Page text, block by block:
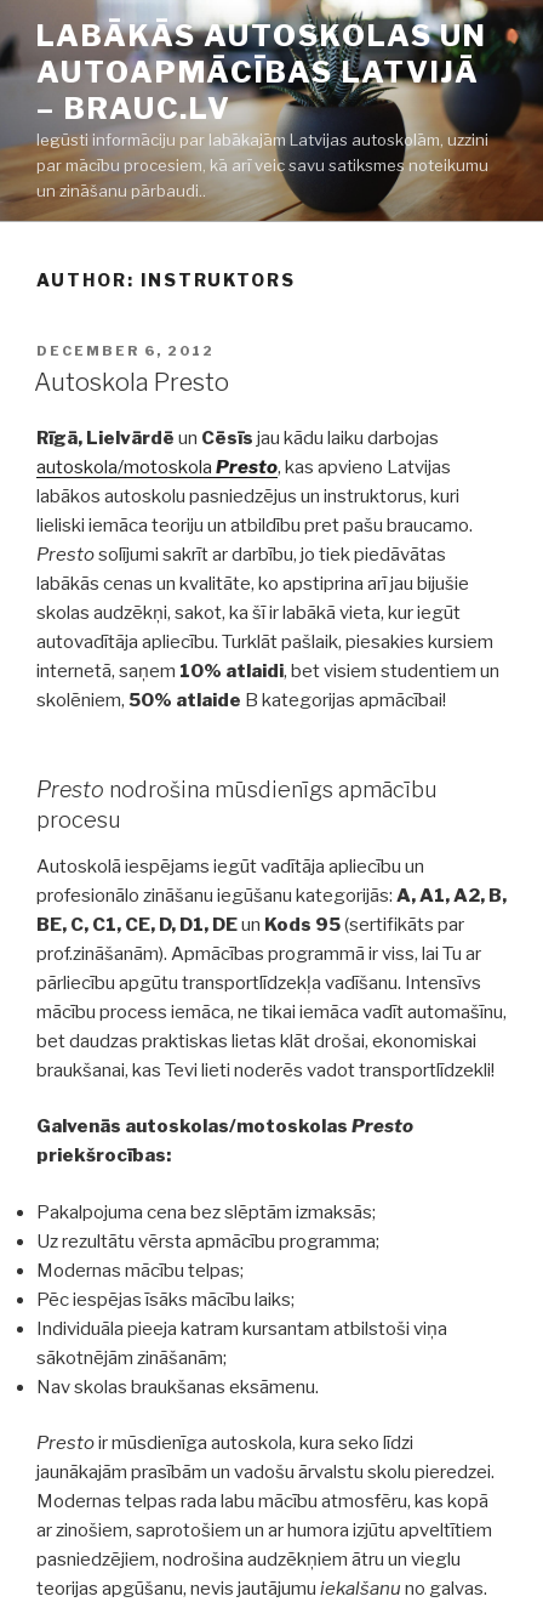
to
content
LABĀKĀS AUTOSKOLAS UN
AUTOAPMĀCĪBAS LATVIJĀ
– BRAUC.LV
Iegūsti informāciju par labākajām Latvijas autoskolām, uzzini
par mācību procesiem, kā arī veic savu satiksmes noteikumu
un zināšanu pārbaudi..
AUTHOR: INSTRUKTORS
POSTED
ON
DECEMBER 6, 2012
Autoskola Presto
Rīgā, Lielvārdē un Cēsīs jau kādu laiku darbojas
autoskola/motoskola Presto, kas apvieno Latvijas
labākos autoskolu pasniedzējus un instruktorus, kuri
lieliski iemāca teoriju un atbildību pret pašu braucamo.
Prestosolījumi sakrīt ar darbību, jo tiek piedāvātas
labākās cenas un kvalitāte, ko apstiprina arī jau bijušie
skolas audzēkņi, sakot, ka šī ir labākā vieta, kur iegūt
autovadītāja apliecību. Turklāt pašlaik, piesakies kursiem
internetā, saņem 10% atlaidi, bet visiem studentiem un
skolēniem, 50% atlaide B kategorijas apmācībai!
Presto nodrošina mūsdienīgs apmācību
procesu
Autoskolā iespējams iegūt vadītāja apliecību un
profesionālo zināšanu iegūšanu kategorijās: A, A1, A2, B,
BE, C, C1, CE, D, D1, DEun Kods 95(sertifikāts par
prof.zināšanām). Apmācības programmā ir viss, lai Tu ar
pārliecību apgūtu transportlīdzekļa vadīšanu. Intensīvs
mācību process iemāca, ne tikai iemāca vadīt automašīnu,
bet daudzas praktiskas lietas klāt drošai, ekonomiskai
braukšanai, kas Tevi lieti noderēs vadot transportlīdzekli!
Galvenās autoskolas/motoskolas Presto
priekšrocības:
Pakalpojuma cena bez slēptām izmaksās;
Uz rezultātu vērsta apmācību programma;
Modernas mācību telpas;
Pēc iespējas īsāks mācību laiks;
Individuāla pieeja katram kursantam atbilstoši viņa
sākotnējām zināšanām;
Nav skolas braukšanas eksāmenu.
Prestoir mūsdienīga autoskola, kura seko līdzi
jaunākajām prasībām un vadošu ārvalstu skolu pieredzei.
Modernas telpas rada labu mācību atmosfēru, kas kopā
ar zinošiem, saprotošiem un ar humora izjūtu apveltītiem
pasniedzējiem, nodrošina audzēkņiem ātru un vieglu
teorijas apgūšanu, nevis jautājumu iekalšanu no galvas.